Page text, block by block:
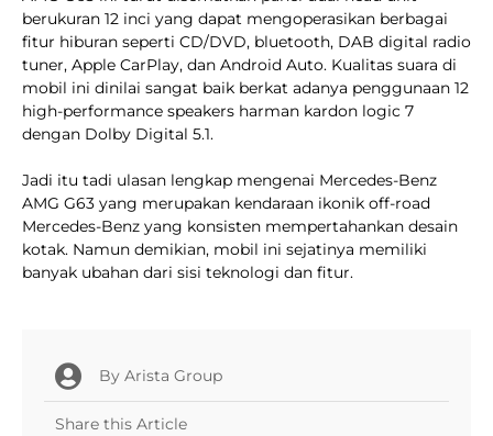
berukuran 12 inci yang dapat mengoperasikan berbagai
fitur hiburan seperti CD/DVD, bluetooth, DAB digital radio
tuner, Apple CarPlay, dan Android Auto. Kualitas suara di
mobil ini dinilai sangat baik berkat adanya penggunaan 12
high-performance speakers harman kardon logic 7
dengan Dolby Digital 5.1.
Jadi itu tadi ulasan lengkap mengenai Mercedes-Benz
AMG G63 yang merupakan kendaraan ikonik off-road
Mercedes-Benz yang konsisten mempertahankan desain
kotak. Namun demikian, mobil ini sejatinya memiliki
banyak ubahan dari sisi teknologi dan fitur.
By Arista Group
Share this Article